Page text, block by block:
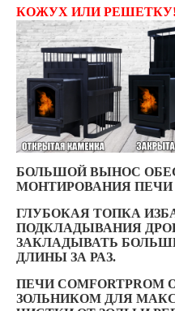
КОЖУХ ИЛИ РЕШЕТКУ!
БОЛЬШОЙ ВЫНОС
МОНТИРОВАНИЯ
ГЛУБОКАЯ ТОПКА
ПОДКЛАДЫВАНИЯ
ЗАКЛАДЫВАТЬ
ДЛИНЫ ЗА РАЗ.
ПЕЧИ
ЗОЛЬНИКОМ ДЛЯ